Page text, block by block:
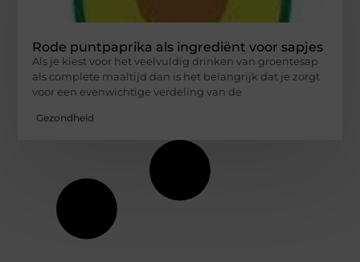
Rode puntpaprika als ingrediënt voor sapjes
Als je kiest voor het veelvuldig drinken van groentesap
als complete maaltijd dan is het belangrijk dat je zorgt
voor een evenwichtige verdeling van de
Gezondheid